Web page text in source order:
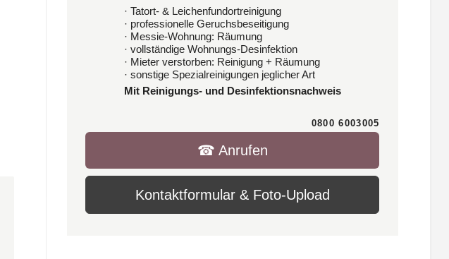
· Tatort- & Leichenfundortreinigung
· professionelle Geruchsbeseitigung
· Messie-Wohnung: Räumung
· vollständige Wohnungs-Desinfektion
· Mieter verstorben: Reinigung + Räumung
· sonstige Spezialreinigungen jeglicher Art
Mit Reinigungs- und Desinfektionsnachweis
0800 6003005
☎︎ Anrufen
Kontaktformular & Foto-Upload